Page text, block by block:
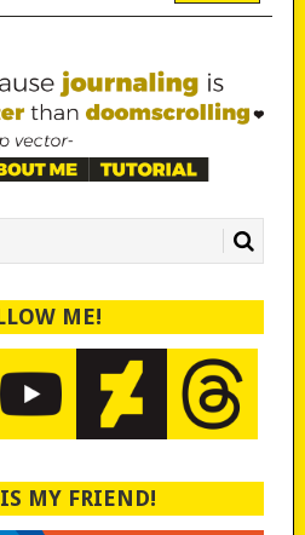
ME!
MY FRIEND!